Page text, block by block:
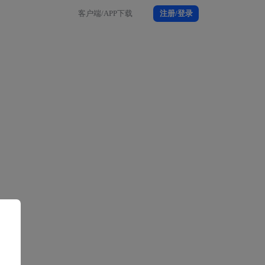
客户端/APP下载 注册/登录